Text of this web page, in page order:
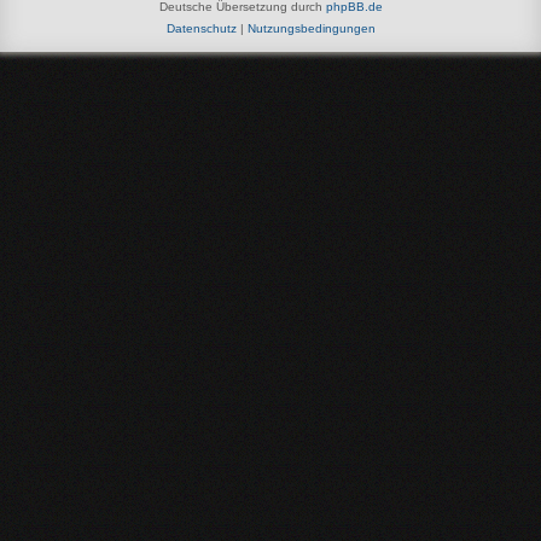
Deutsche Übersetzung durch phpBB.de
Datenschutz| Nutzungsbedingungen